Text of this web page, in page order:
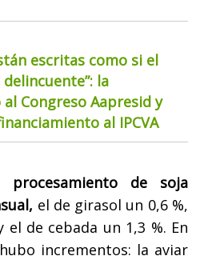
escritas como si el
la
Congreso Aapresid y
al IPCVA
procesamiento de soja
el de girasol un 0,6 %,
de cebada un 1,3 %. En
incrementos: la aviar